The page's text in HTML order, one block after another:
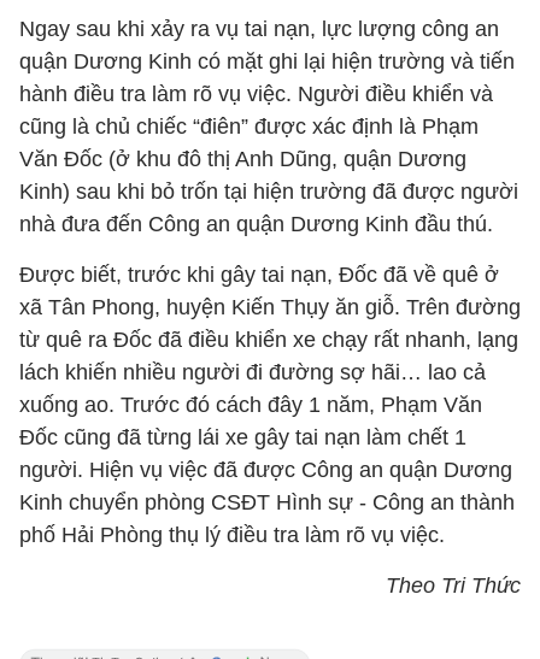
Ngay sau khi xảy ra vụ tai nạn, lực lượng công an
quận Dương Kinh có mặt ghi lại hiện trường và tiến
hành điều tra làm rõ vụ việc. Người điều khiển và
cũng là chủ chiếc “điên” được xác định là Phạm
Văn Đốc (ở khu đô thị Anh Dũng, quận Dương
Kinh) sau khi bỏ trốn tại hiện trường đã được người
nhà đưa đến Công an quận Dương Kinh đầu thú.
Được biết, trước khi gây tai nạn, Đốc đã về quê ở
xã Tân Phong, huyện Kiến Thụy ăn giỗ. Trên đường
từ quê ra Đốc đã điều khiển xe chạy rất nhanh, lạng
lách khiến nhiều người đi đường sợ hãi… lao cả
xuống ao. Trước đó cách đây 1 năm, Phạm Văn
Đốc cũng đã từng lái xe gây tai nạn làm chết 1
người. Hiện vụ việc đã được Công an quận Dương
Kinh chuyển phòng CSĐT Hình sự - Công an thành
phố Hải Phòng thụ lý điều tra làm rõ vụ việc.
Theo Tri Thức